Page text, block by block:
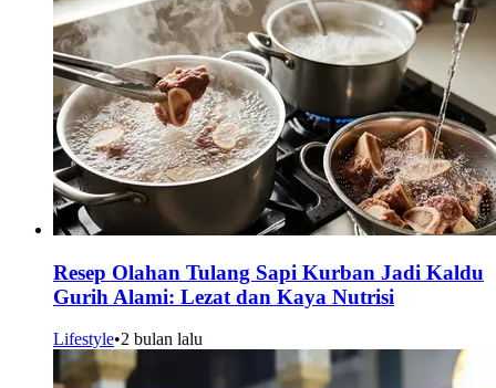
Resep Olahan Tulang Sapi Kurban Jadi Kaldu
Gurih Alami: Lezat dan Kaya Nutrisi
Lifestyle•2 bulan lalu